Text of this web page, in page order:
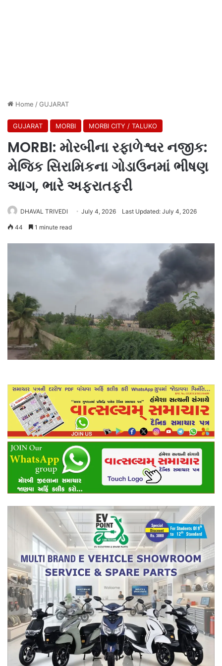
Home /GUJARAT
GUJARAT MORBI MORBI CITY / TALUKO
MORBI: મોરબીના રફાળેશ્વર નજીક:
મેજિક સિરામિકના ગોડાઉનમાં ભીષણ
આગ, ભારે અફરાતફરી
DHAVAL TRIVEDI July 4, 2026 Last Updated: July 4, 2026
44 1 minute read